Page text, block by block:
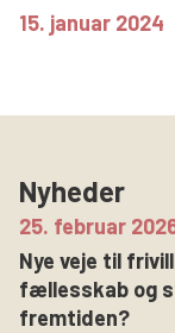
Vær med
Søg
15. januar 2024
Nyheder
25. februar
Nye veje til
fællesskab og
fremtiden?